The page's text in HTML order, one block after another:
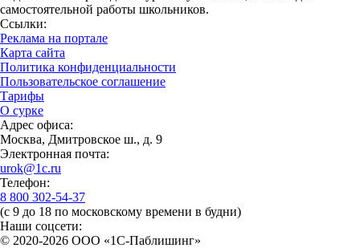
самостоятельной работы школьников.
Ссылки:
Реклама на портале
Карта сайта
Политика конфиденциальности
Пользовательское соглашение
Тарифы
О сурке
Адрес офиса:
Москва, Дмитровское ш., д. 9
Электронная почта:
urok@1c.ru
Телефон:
8 800 302-54-37
(с 9 до 18 по московскому времени в будни)
Наши соцсети:
© 2020-2026 OOO «1С-Паблишинг»